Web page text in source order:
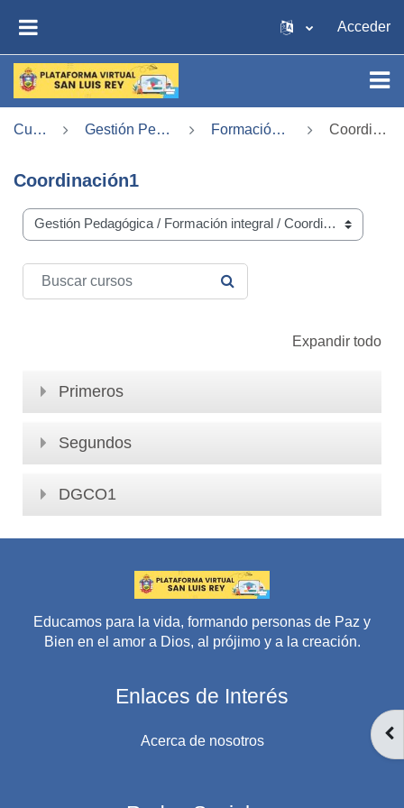
Acceder
Cursos Gestión Pedagógica Formación integral Coordinación1
Coordinación1
Categorías de curso
Buscar cursos
BUSCAR CURSOS
Expandir todo
Primeros
Segundos
DGCO1
Educamos para la vida, formando personas de Paz y
Bien en el amor a Dios, al prójimo y a la creación.
Enlaces de Interés
Acerca de nosotros